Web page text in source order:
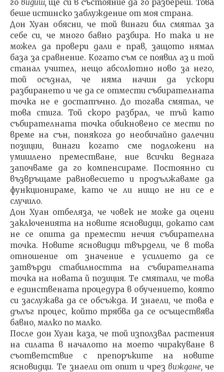
говидиш,ще си в състояние да го разбе­реш. Това
беше истинско заблуждение от моя страна.
Дон Хуан обясни, че той винаги бил смятал за
себе си, че много бавно разбира. Но така и не
можел да про­вери дали е прав, защото нямал
база за сравнение. Ко­гато съм се появил аз и той
станал учител, нещо абсо­лютно ново за него,
той осъзнал, че няма начин да уско­ри
разбирането и че да се отмести събирателната
точка не е достатъчно. До тогава смятал, че
това стига. Той скоро разбрал, че тъй като
събирателната точка обик­новено се мести по
време на сън, понякога до необи­чайно далечни
позиции, винаги когато сме подложени на
умишлено преместване, ние всички веднага
започва­ме да го компенсираме. Постоянно си
възвръщаме рав­новесието и продължаваме да
функционираме, като че ли нищо не ни се е
случило.
Дон Хуан отбеляза, че човек не може да оцени
зак­люченията на новите ясновидци, докато сам
не се опита да премести нечия събирателна
точка. Новите ясновид­ци твърдели, че в това
отношение от значение е усилие­то да се
затвърди стабилността на събирателната
точка на новата й позиция. Те смятали, че това
е единствената процедура в обучението, която
си заслужава да се обсъжда. И знаели, че това е
дълъг процес, който трябва да се осъществява
бавно, малко по малко.
После дон Хуан каза, че той използвал растения
на силата в началото на моето чиракуване в
съответствие с препоръките на новите
ясновидци. Те знаели от опит и чрезвиждане, че